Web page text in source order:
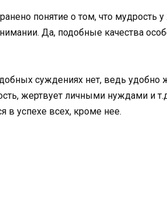
понятие о том, что мудрость
Да, подобные качества
суждениях нет, ведь удобно
жертвует личными нуждами и
в успехе всех, кроме нее.